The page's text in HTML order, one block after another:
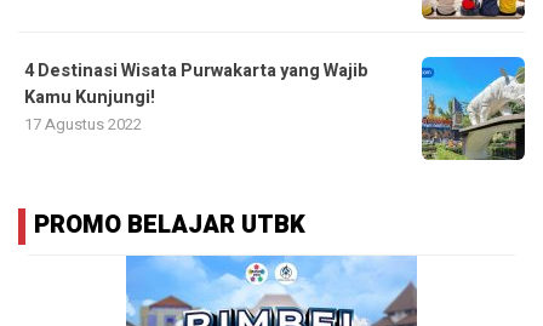
4 Destinasi Wisata Purwakarta yang Wajib
Kamu Kunjungi!
17 Agustus 2022
PROMO BELAJAR UTBK